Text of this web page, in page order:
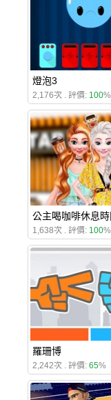
燈泡3
2,176次 . 評價: 100%
公主喝咖啡休息時
1,638次 . 評價: 100%
羅珊博
2,242次 . 評價: 65%